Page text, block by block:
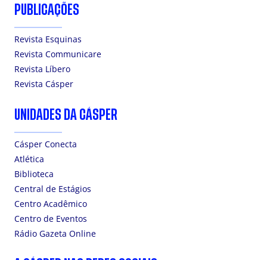
PUBLICAÇÕES
Revista Esquinas
Revista Communicare
Revista Líbero
Revista Cásper
UNIDADES DA CÁSPER
Cásper Conecta
Atlética
Biblioteca
Central de Estágios
Centro Acadêmico
Centro de Eventos
Rádio Gazeta Online